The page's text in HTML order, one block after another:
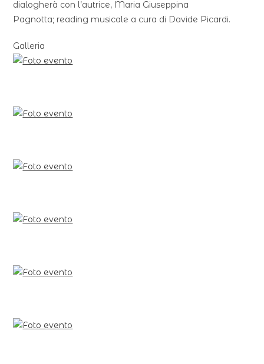
dialogherà con l’autrice, Maria Giuseppina
Pagnotta; reading musicale a cura di Davide Picardi.
Galleria